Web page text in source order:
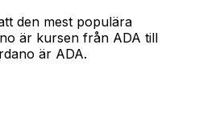
den mest populära
är kursen från ADA till
är ADA.